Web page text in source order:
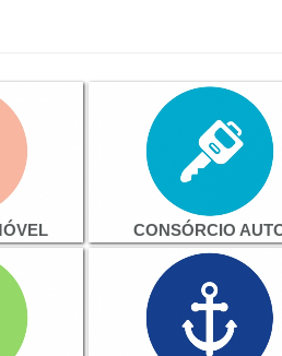
CONSÓRCIO